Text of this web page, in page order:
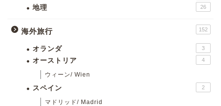
地理 26
海外旅行 152
オランダ 3
オーストリア 4
ウィーン/ Wien
スペイン 2
マドリッド/ Madrid